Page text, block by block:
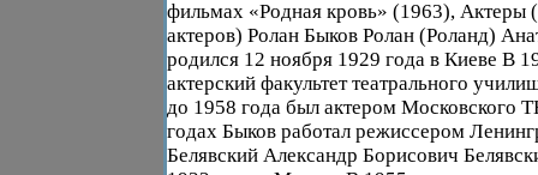
фильмах «Родная кровь» (1963), Актеры
актеров) Ролан Быков Ролан (Роланд)
родился 12 ноября 1929 года в Киеве В
актерский факультет театрального
до 1958 года был актером Московского
годах Быков работал режиссером
Белявский Александр Борисович